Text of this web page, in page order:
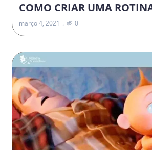
COMO CRIAR UMA
março 4, 2021 0